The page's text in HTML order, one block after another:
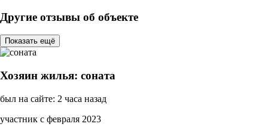
Другие отзывы об объекте
Показать ещё
Хозяин жилья: соната
был на сайте: 2 часа назад
участник с февраля 2023